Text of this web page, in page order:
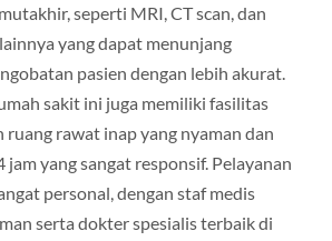
seperti MRI, CT scan, dan
yang dapat menunjang
pasien dengan lebih akurat.
sakit ini juga memiliki fasilitas
ruang rawat inap yang nyaman dan
jam yang sangat responsif. Pelayanan
personal, dengan staf medis
serta dokter spesialis terbaik di